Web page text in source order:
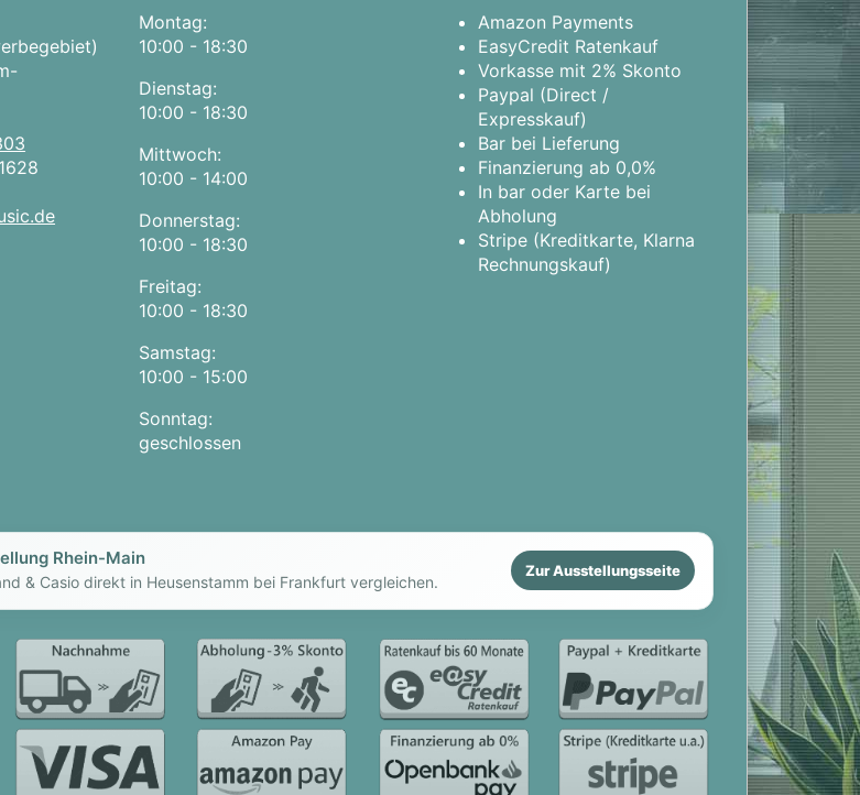
Montag:
10:00 - 18:30
Dienstag:
10:00 - 18:30
Mittwoch:
10:00 - 14:00
Donnerstag:
10:00 - 18:30
Freitag:
10:00 - 18:30
Samstag:
10:00 - 15:00
Sonntag:
geschlossen
Amazon Payments
EasyCredit Ratenkauf
Vorkasse mit 2% Skonto
Paypal (Direct /
Expresskauf)
Bar bei Lieferung
Finanzierung ab 0,0%
In bar oder Karte bei
Abholung
Stripe (Kreditkarte, Klarna
Rechnungskauf)
Rhein-Main
& Casio direkt in Heusenstamm bei Frankfurt vergleichen.
Zur Ausstellungsseite